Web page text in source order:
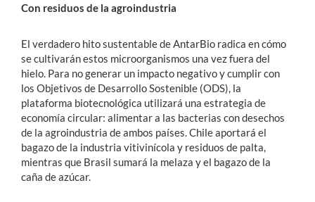
Con residuos de la agroindustria
El verdadero hito sustentable de AntarBio radica en cómo
se cultivarán estos microorganismos una vez fuera del
hielo. Para no generar un impacto negativo y cumplir con
los Objetivos de Desarrollo Sostenible (ODS), la
plataforma biotecnológica utilizará una estrategia de
economía circular: alimentar a las bacterias con desechos
de la agroindustria de ambos países. Chile aportará el
bagazo de la industria vitivinícola y residuos de palta,
mientras que Brasil sumará la melaza y el bagazo de la
caña de azúcar.